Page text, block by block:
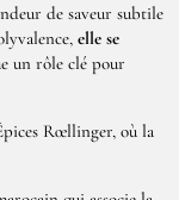
de saveur subtile
elle se
un rôle clé pour
Rœllinger, où la